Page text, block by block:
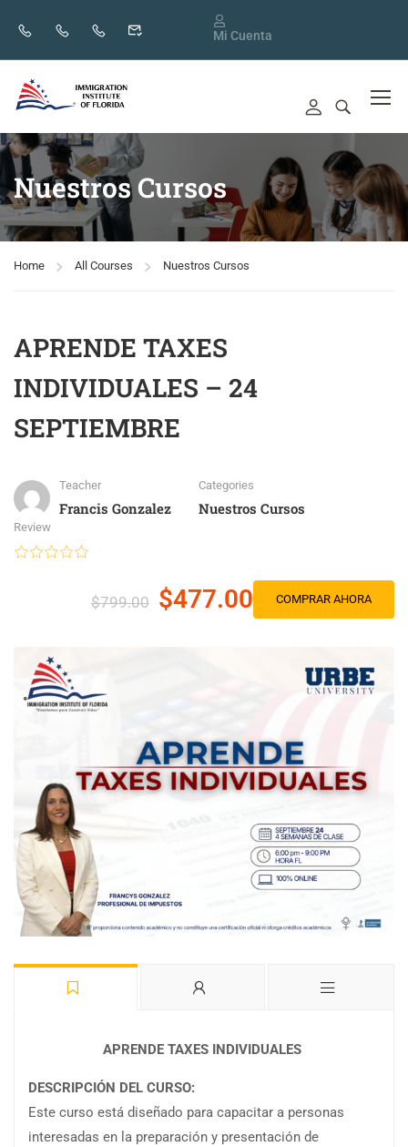
Mi Cuenta
Nuestros Cursos
Home All Courses Nuestros Cursos
APRENDE TAXES
INDIVIDUALES – 24
SEPTIEMBRE
Teacher
Francis Gonzalez
Categories
Nuestros Cursos
Review
$799.00 $477.00 COMPRAR AHORA
APRENDE TAXES INDIVIDUALES
DESCRIPCIÓN DEL CURSO:
Este curso está diseñado para capacitar a personas
interesadas en la preparación y presentación de